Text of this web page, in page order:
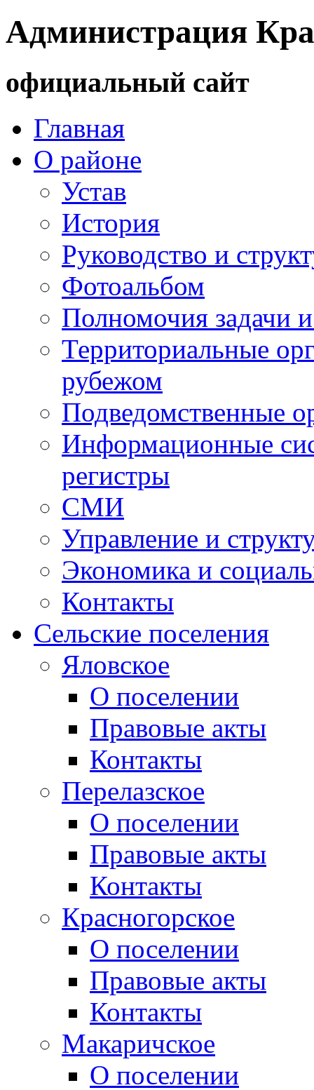
Администрация
официальный сайт
Главная
О районе
Устав
История
Руководство и
Фотоальбом
Полномочия задачи
Территориальные
рубежом
Подведомственные
Информационные
регистры
СМИ
Управление и
Экономика и
Контакты
Сельские поселения
Яловское
О поселении
Правовые акты
Контакты
Перелазское
О поселении
Правовые акты
Контакты
Красногорское
О поселении
Правовые акты
Контакты
Макаричское
О поселении